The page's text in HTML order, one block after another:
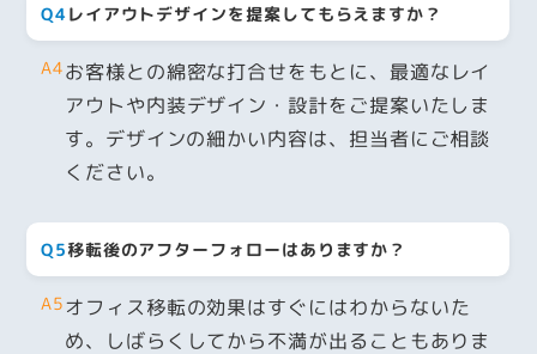
Q4レイアウトデザインを提案してもらえますか？
A4お客様との綿密な打合せをもとに、最適なレイ
アウトや内装デザイン・設計をご提案いたしま
す。デザインの細かい内容は、担当者にご相談
ください。
Q5移転後のアフターフォローはありますか？
A5オフィス移転の効果はすぐにはわからないた
め、しばらくしてから不満が出ることもありま